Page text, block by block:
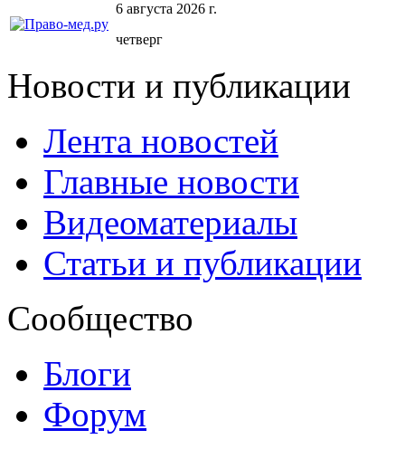
6 августа 2026 г.
четверг
Новости и публикации
Лента новостей
Главные новости
Видеоматериалы
Статьи и публикации
Сообщество
Блоги
Форум